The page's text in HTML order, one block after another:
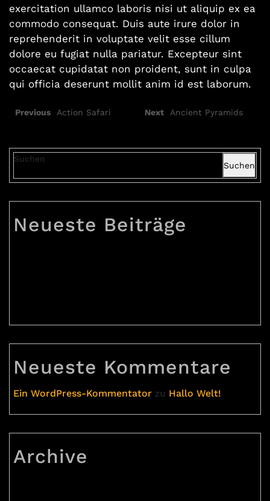
exercitation ullamco laboris nisi ut aliquip ex ea
commodo consequat. Duis aute irure dolor in
reprehenderit in voluptate velit esse cillum
dolore eu fugiat nulla pariatur. Excepteur sint
occaecat cupidatat non proident, sunt in culpa
qui officia deserunt mollit anim id est laborum.
Previous Action Safari Next Ancient Pyramids
Suchen
Suchen
Neueste Beiträge
Neueste Kommentare
Ein WordPress-Kommentator zu Hallo Welt!
Archive